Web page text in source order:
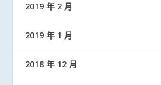
2019 年 2 月
2019 年 1 月
2018 年 12 月